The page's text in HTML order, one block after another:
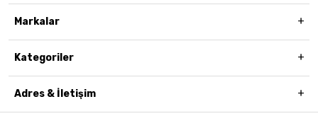
Markalar
Kategoriler
Adres & İletişim